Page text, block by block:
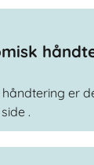
er
.